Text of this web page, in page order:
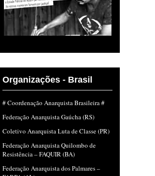
Organizações - Brasil
# Coordenação Anarquista Brasileira #
Federação Anarquista Gaúcha (RS)
Coletivo Anarquista Luta de Classe (PR)
Federação Anarquista Quilombo de
Resistência – FAQUIR (BA)
Federação Anarquista dos Palmares –